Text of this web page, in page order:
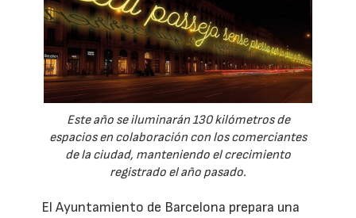
Este año se iluminarán 130 kilómetros de
espacios en colaboración con los comerciantes
de la ciudad, manteniendo el crecimiento
registrado el año pasado.
El Ayuntamiento de Barcelona prepara una